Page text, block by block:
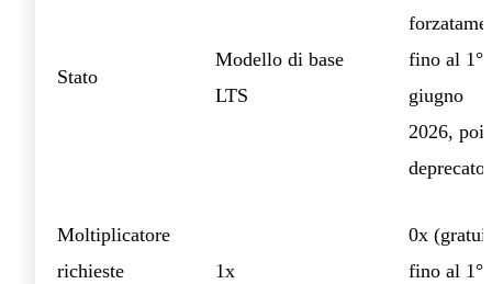
Stato
Modello di base
LTS
fino al 1°
giugno
2026, poi
deprecato
Moltiplicatore
richieste
1x
0x
fino al 1°